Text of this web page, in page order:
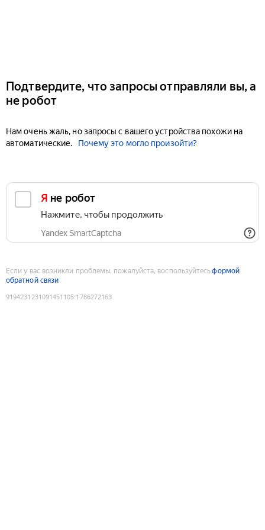
Подтвердите, что запросы отправляли вы, а
не робот
Нам очень жаль, но запросы с вашего устройства похожи на
автоматические.
Почему это могло произойти?
Я не робот
Нажмите, чтобы продолжить
Yandex SmartCaptcha
Если у вас возникли проблемы, пожалуйста, воспользуйтесьформой
обратной связи
9194231231091451105:1786272163